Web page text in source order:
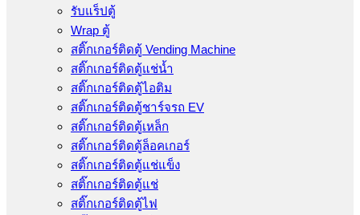
รับแร็ปตู้
Wrap ตู้
สติ๊กเกอร์ติดตู้ Vending Machine
สติ๊กเกอร์ติดตู้แช่น้ำ
สติ๊กเกอร์ติดตู้ไอติม
สติ๊กเกอร์ติดตู้ชาร์จรถ EV
สติ๊กเกอร์ติดตู้เหล็ก
สติ๊กเกอร์ติดตู้ล็อคเกอร์
สติ๊กเกอร์ติดตู้แช่แข็ง
สติ๊กเกอร์ติดตู้แช่
สติ๊กเกอร์ติดตู้ไฟ